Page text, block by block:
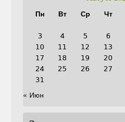
Пн Вт Ср Чт
3
4 5 6
10
11 12 13
17
18 19 20
24
25 26 27
31
« Июн